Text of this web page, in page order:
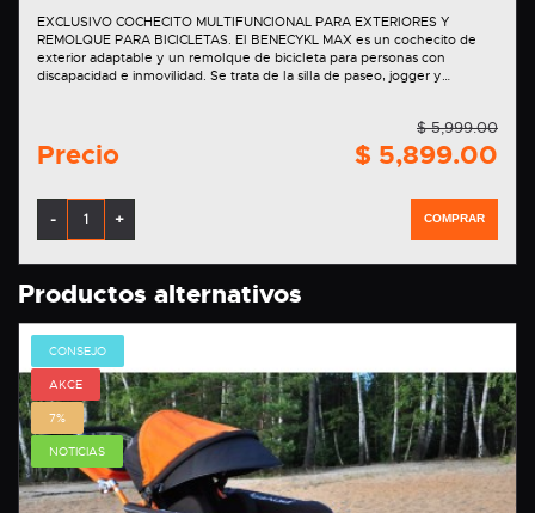
EXCLUSIVO COCHECITO MULTIFUNCIONAL PARA EXTERIORES Y
REMOLQUE PARA BICICLETAS. El BENECYKL MAX es un cochecito de
exterior adaptable y un remolque de bicicleta para personas con
discapacidad e inmovilidad. Se trata de la silla de paseo, jogger y…
Precio
$ 5,999.00
$ 5,899.00
- + COMPRAR
Productos alternativos
CONSEJO
AKCE
7%
NOTICIAS